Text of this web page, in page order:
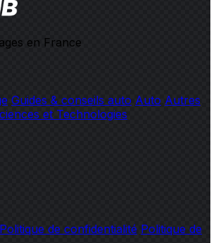
en France
Guides & conseils auto Auto Autres
et Technologies
Politique de confidentialité Politique de